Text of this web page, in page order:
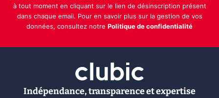
à tout moment en cliquant sur le lien de désinscription présent
dans chaque email. Pour en savoir plus sur la gestion de vos
données, consultez notre Politique de confidentialité
Indépendance, transparence et expertise